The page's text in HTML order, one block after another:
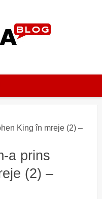
King în mreje (2) –
a prins
(2) –